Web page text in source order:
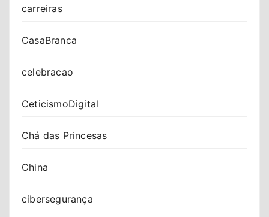
carreiras
CasaBranca
celebracao
CeticismoDigital
Chá das Princesas
China
cibersegurança